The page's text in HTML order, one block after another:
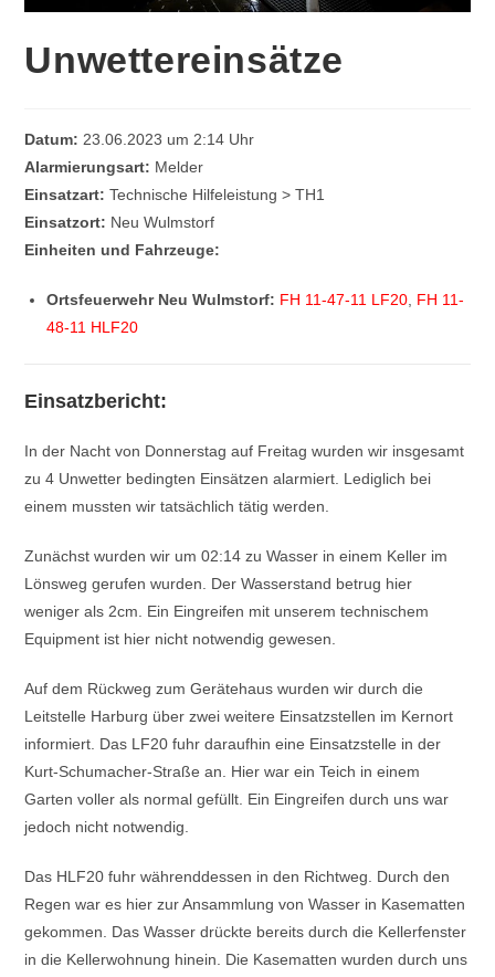
Unwettereinsätze
Datum: 23.06.2023 um 2:14 Uhr
Alarmierungsart: Melder
Einsatzart: Technische Hilfeleistung > TH1
Einsatzort: Neu Wulmstorf
Einheiten und Fahrzeuge:
Ortsfeuerwehr Neu Wulmstorf: FH 11-47-11 LF20, FH 11-
48-11 HLF20
Einsatzbericht:
In der Nacht von Donnerstag auf Freitag wurden wir insgesamt
zu 4 Unwetter bedingten Einsätzen alarmiert. Lediglich bei
einem mussten wir tatsächlich tätig werden.
Zunächst wurden wir um 02:14 zu Wasser in einem Keller im
Lönsweg gerufen wurden. Der Wasserstand betrug hier
weniger als 2cm. Ein Eingreifen mit unserem technischem
Equipment ist hier nicht notwendig gewesen.
Auf dem Rückweg zum Gerätehaus wurden wir durch die
Leitstelle Harburg über zwei weitere Einsatzstellen im Kernort
informiert. Das LF20 fuhr daraufhin eine Einsatzstelle in der
Kurt-Schumacher-Straße an. Hier war ein Teich in einem
Garten voller als normal gefüllt. Ein Eingreifen durch uns war
jedoch nicht notwendig.
Das HLF20 fuhr währenddessen in den Richtweg. Durch den
Regen war es hier zur Ansammlung von Wasser in Kasematten
gekommen. Das Wasser drückte bereits durch die Kellerfenster
in die Kellerwohnung hinein. Die Kasematten wurden durch uns